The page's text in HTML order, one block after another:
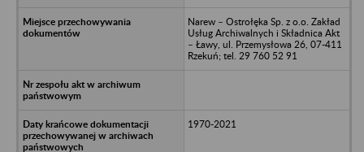
Narew – Ostrołęka Sp. z o.o. Zakład
Usług Archiwalnych i Składnica Akt
– Ławy, ul. Przemysłowa 26, 07-411
Rzekuń; tel. 29 760 52 91
1970-2021